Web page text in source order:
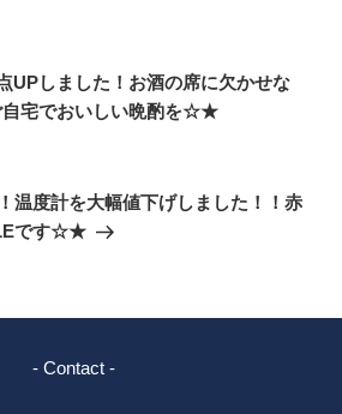
UPしました！お酒の席に欠かせな
自宅でおいしい晩酌を☆★
温度計を大幅値下げしました！！赤
です☆★
- Contact -